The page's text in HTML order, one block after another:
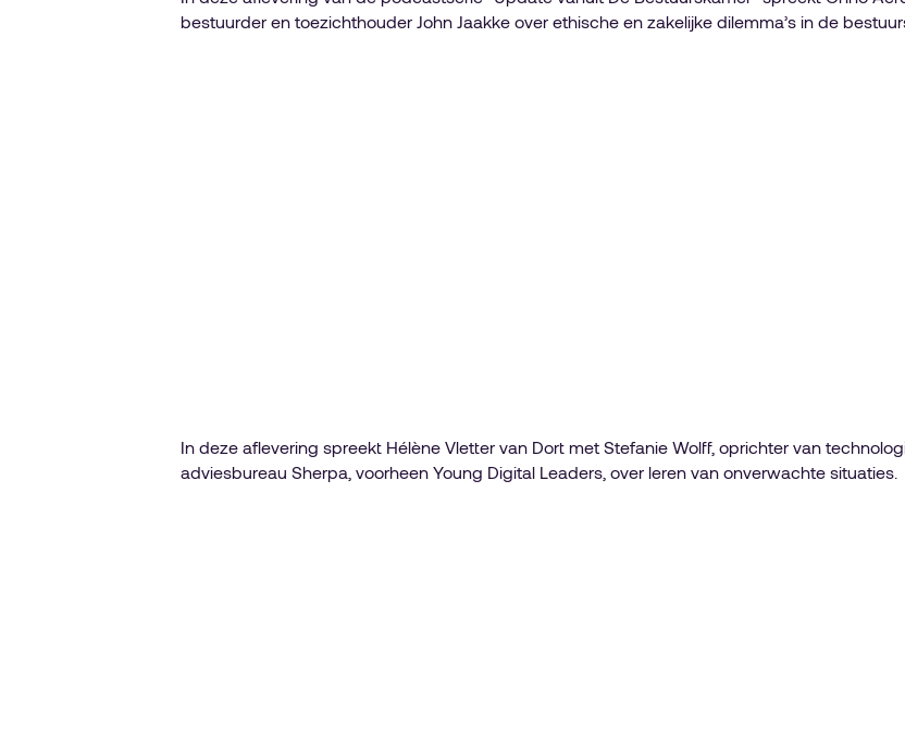
bestuurder en toezichthouder John Jaakke over ethische en zakelijke dilemma’s in de
In deze aflevering spreekt Hélène Vletter van Dort met Stefanie Wolff, oprichter van
adviesbureau Sherpa, voorheen Young Digital Leaders, over leren van onverwachte situaties.